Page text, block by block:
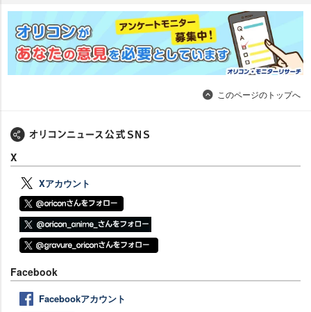
このページのトップへ
X
Xアカウント
Facebook
Facebookアカウント